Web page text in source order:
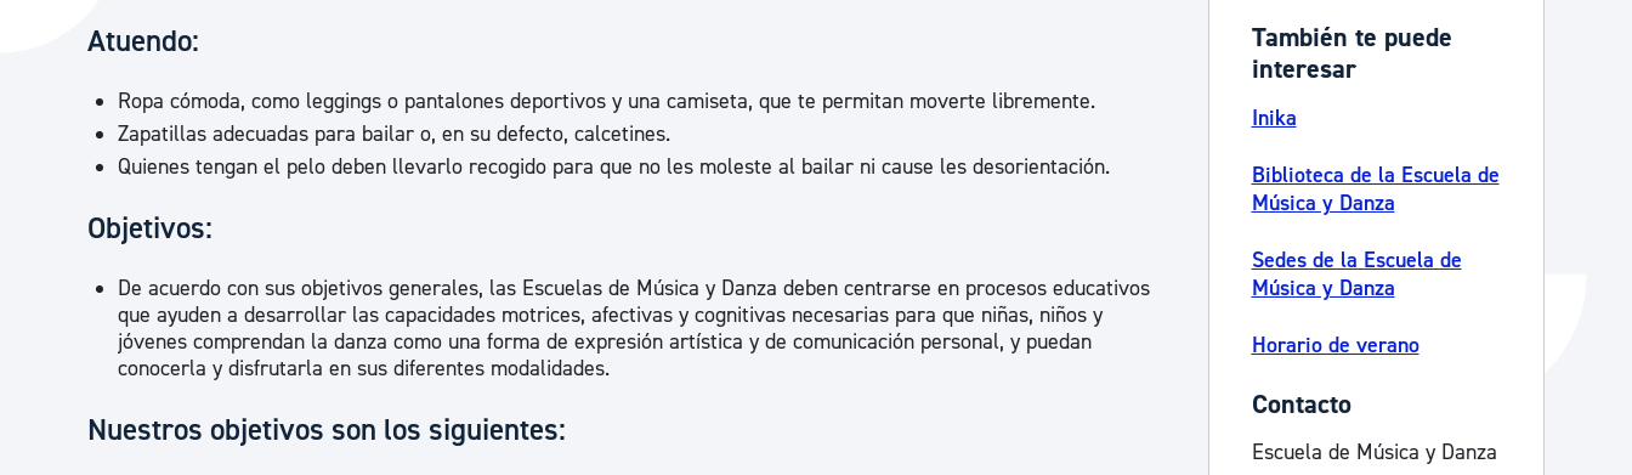
Descubre la ciudad
Ayuda a la tramitación
Atuendo:
Ropa cómoda, como leggings o pantalones deportivos y una camiseta, que te permitan moverte libremente.
Zapatillas adecuadas para bailar o, en su defecto, calcetines.
Quienes tengan el pelo deben llevarlo recogido para que no les moleste al bailar ni cause les desorientación.
Objetivos:
De acuerdo con sus objetivos generales, las Escuelas de Música y Danza deben centrarse en procesos educativos
que ayuden a desarrollar las capacidades motrices, afectivas y cognitivas necesarias para que niñas, niños y
jóvenes comprendan la danza como una forma de expresión artística y de comunicación personal, y puedan
conocerla y disfrutarla en sus diferentes modalidades.
Nuestros objetivos son los siguientes:
También te puede
interesar
Inika
Biblioteca de la Escuela de
Música y Danza
Sedes de la Escuela de
Música y Danza
Horario de verano
Contacto
Escuela de Música y Danza